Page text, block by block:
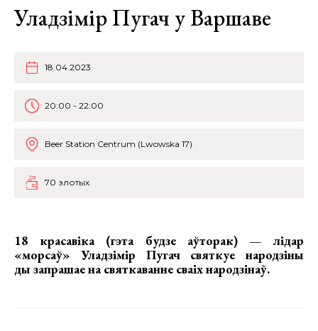
Уладзімір Пугач у Варшаве
18.04.2023
20:00 - 22:00
Beer Station Centrum (Lwowska 17)
70 злотых
18 красавіка (гэта будзе аўторак) — лідар
«морсаў» Уладзімір Пугачсвяткуе народзіны
ды запрашае на святкаванне сваіх народзінаў.